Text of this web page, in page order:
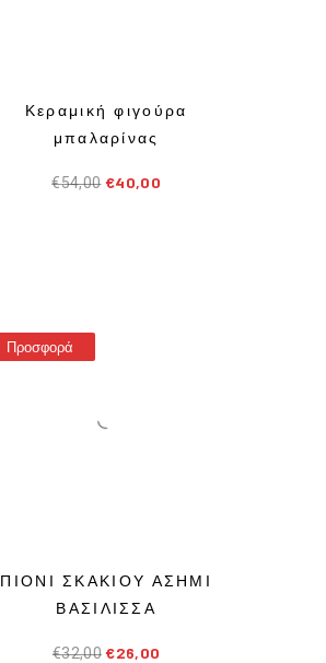
Κεραμική φιγούρα
μπαλαρίνας
€54,00 €40,00
Προσφορά
ΠΙΟΝΙ ΣΚΑΚΙΟΥ ΑΣΗΜΙ
ΒΑΣΙΛΙΣΣΑ
€32,00 €26,00